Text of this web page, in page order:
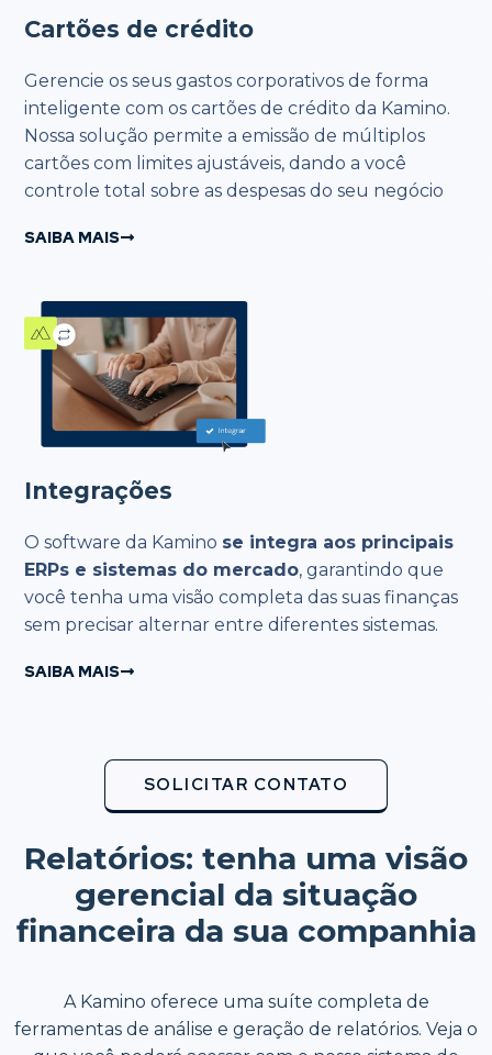
Cartões de crédito
Gerencie os seus gastos corporativos de forma
inteligente com os cartões de crédito da Kamino.
Nossa solução permite a emissão de múltiplos
cartões com limites ajustáveis, dando a você
controle total sobre as despesas do seu negócio
SAIBA MAIS
Integrações
O software da Kamino se integra aos principais
ERPs e sistemas do mercado, garantindo que
você tenha uma visão completa das suas finanças
sem precisar alternar entre diferentes sistemas.
SAIBA MAIS
SOLICITAR CONTATO
Relatórios: tenha uma visão
gerencial da situação
financeira da sua companhia
A Kamino oferece uma suíte completa de
ferramentas de análise e geração de relatórios. Veja o